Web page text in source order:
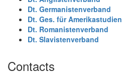
Dt. Germanistenverband
Dt. Ges. für Amerikastudien
Dt. Romanistenverband
Dt. Slavistenverband
Contacts